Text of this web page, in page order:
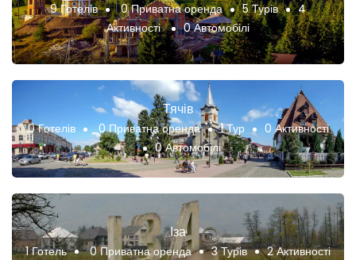
9 Готелів 0 Приватна оренда 5 Турів
4
Активності
0 Автомобілі
Тячів
0 Готелів 0 Приватна оренда 1 Тур
0 Активності
0 Автомобілі
Іза
1 Готель 0 Приватна оренда 3 Турів
2 Активності